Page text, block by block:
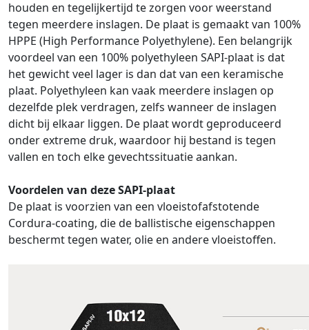
houden en tegelijkertijd te zorgen voor weerstand
tegen meerdere inslagen. De plaat is gemaakt van 100%
HPPE (High Performance Polyethylene). Een belangrijk
voordeel van een 100% polyethyleen SAPI-plaat is dat
het gewicht veel lager is dan dat van een keramische
plaat. Polyethyleen kan vaak meerdere inslagen op
dezelfde plek verdragen, zelfs wanneer de inslagen
dicht bij elkaar liggen. De plaat wordt geproduceerd
onder extreme druk, waardoor hij bestand is tegen
vallen en toch elke gevechtssituatie aankan.
Voordelen van deze SAPI-plaat
De plaat is voorzien van een vloeistofafstotende
Cordura-coating, die de ballistische eigenschappen
beschermt tegen water, olie en andere vloeistoffen.